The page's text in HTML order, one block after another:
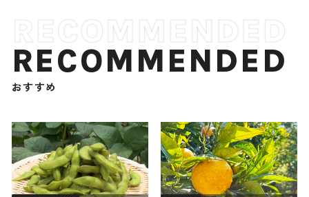
RECOMMENDED
おすすめ